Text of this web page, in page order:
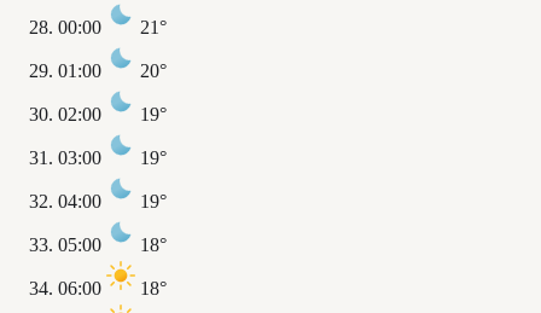
00:00 21°
01:00 20°
02:00 19°
03:00 19°
04:00 19°
05:00 18°
06:00 18°